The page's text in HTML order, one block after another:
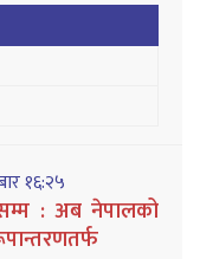
१६:२५
: अब नेपालको